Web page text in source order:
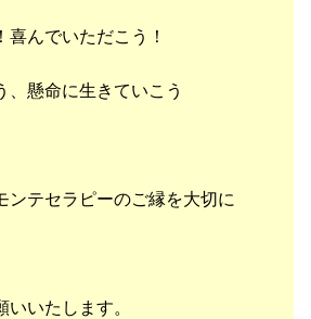
んでいただこう！
、懸命に生きていこう
ンテセラピーのご縁を大切に
いいたします。